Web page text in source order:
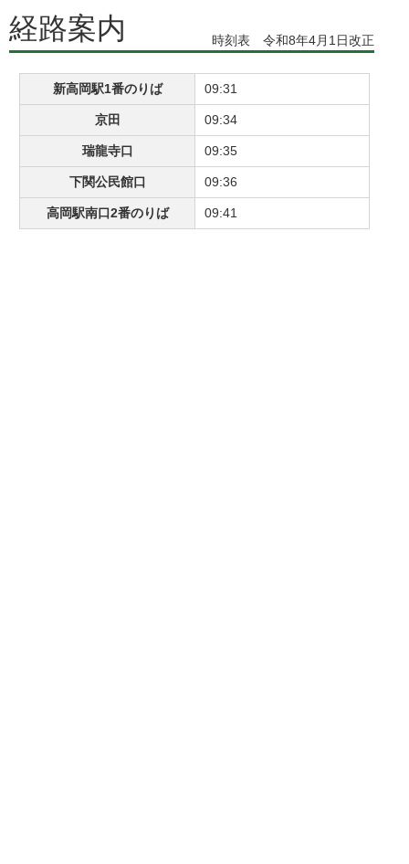
経路案内 時刻表 令和8年4月1日改正
新高岡駅1番のりば 09:31
京田 09:34
瑞龍寺口 09:35
下関公民館口 09:36
高岡駅南口2番のりば 09:41